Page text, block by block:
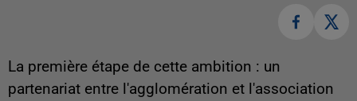
La première étape de cette ambition : un
partenariat entre l'agglomération et l'association